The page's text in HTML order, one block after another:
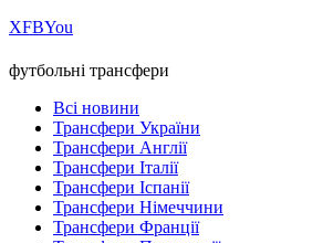
ХFBYou
футбольні трансфери
Всі новини
Трансфери України
Трансфери Англії
Трансфери Італії
Трансфери Іспанії
Трансфери Німеччини
Трансфери Франції